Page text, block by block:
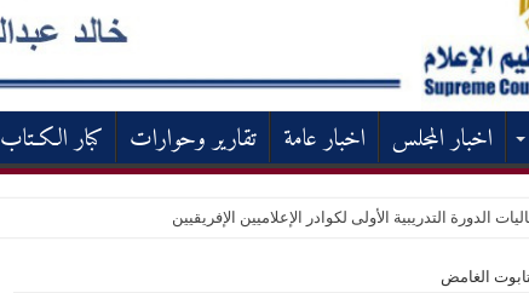
اخبار المجلس اخبار عامة تقارير وحوارات كبار الكـتاب
الدورة التدريبية الأولى لكوادر الإعلاميين الإفريقيين
الغامض